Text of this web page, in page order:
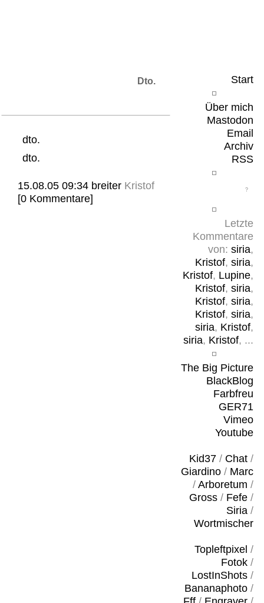
Start
Über mich
Mastodon
Email
Archiv
RSS
Letzte
Kommentare
von: siria,
Kristof, siria,
Kristof, Lupine,
Kristof, siria,
Kristof, siria,
Kristof, siria,
siria, Kristof,
siria, Kristof, ...
The Big Picture
BlackBlog
Farbfreu
GER71
Vimeo
Youtube
Kid37/ Chat/
Giardino/ Marc
/ Arboretum /
Gross/ Fefe/
Siria/
Wortmischer
Topleftpixel /
Fotok/
LostInShots/
Bananaphoto/
Dto.
dto.
dto.
15.08.05 09:34 breiter Kristof
[0 Kommentare]